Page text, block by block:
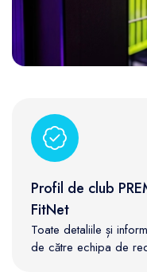
Profil de club
FitNet
Toate detaliile și
de către echipa de